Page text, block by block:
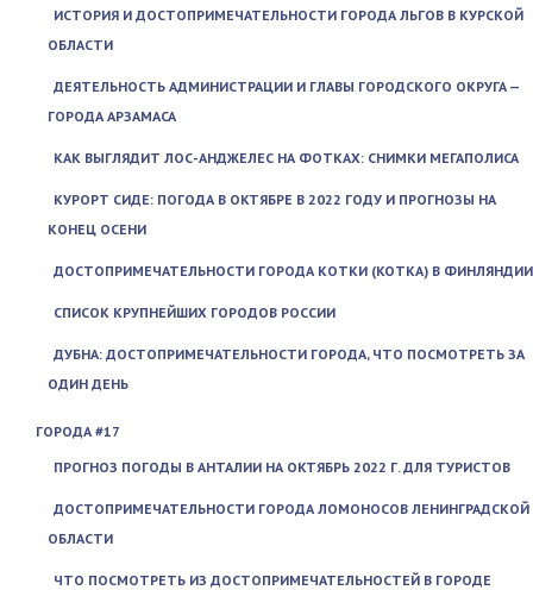
ИСТОРИЯ И ДОСТОПРИМЕЧАТЕЛЬНОСТИ ГОРОДА ЛЬГОВ В КУРСКОЙ
ОБЛАСТИ
ДЕЯТЕЛЬНОСТЬ АДМИНИСТРАЦИИ И ГЛАВЫ ГОРОДСКОГО ОКРУГА —
ГОРОДА АРЗАМАСА
КАК ВЫГЛЯДИТ ЛОС-АНДЖЕЛЕС НА ФОТКАХ: СНИМКИ МЕГАПОЛИСА
КУРОРТ СИДЕ: ПОГОДА В ОКТЯБРЕ В 2022 ГОДУ И ПРОГНОЗЫ НА
КОНЕЦ ОСЕНИ
ДОСТОПРИМЕЧАТЕЛЬНОСТИ ГОРОДА КОТКИ (KOTKA) В ФИНЛЯНДИИ
СПИСОК КРУПНЕЙШИХ ГОРОДОВ РОССИИ
ДУБНА: ДОСТОПРИМЕЧАТЕЛЬНОСТИ ГОРОДА, ЧТО ПОСМОТРЕТЬ ЗА
ОДИН ДЕНЬ
ГОРОДА #17
ПРОГНОЗ ПОГОДЫ В АНТАЛИИ НА ОКТЯБРЬ 2022 Г. ДЛЯ ТУРИСТОВ
ДОСТОПРИМЕЧАТЕЛЬНОСТИ ГОРОДА ЛОМОНОСОВ ЛЕНИНГРАДСКОЙ
ОБЛАСТИ
ЧТО ПОСМОТРЕТЬ ИЗ ДОСТОПРИМЕЧАТЕЛЬНОСТЕЙ В ГОРОДЕ